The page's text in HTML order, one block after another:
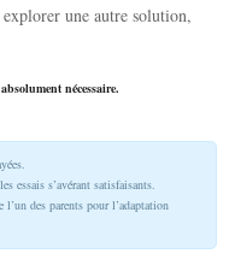
une autre solution,
nécessaire.
essais s’avérant satisfaisants.
des parents pour l’adaptation